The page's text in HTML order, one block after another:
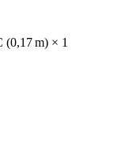
(0,17 m) × 1